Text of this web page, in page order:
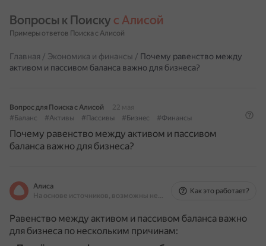
Вопросы к Поиску с Алисой
Примеры ответов Поиска с Алисой
Главная / Экономика и финансы / Почему равенство между
активом и пассивом баланса важно для бизнеса?
Вопрос для Поиска с Алисой
22 мая
#Баланс
#Активы #Пассивы #Бизнес #Финансы
Почему равенство между активом и пассивом
баланса важно для бизнеса?
Алиса
На основе источников, возможны неточности
Как это работает?
Равенство между активом и пассивом баланса важно
для бизнеса по нескольким причинам: